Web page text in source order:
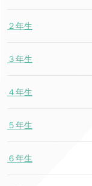
２年生
３年生
４年生
５年生
６年生